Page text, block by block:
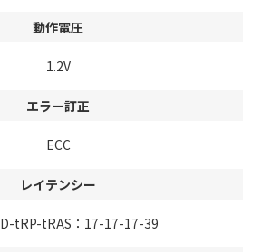
動作電圧
1.2V
エラー訂正
ECC
レイテンシー
tRP-tRAS：17-17-17-39